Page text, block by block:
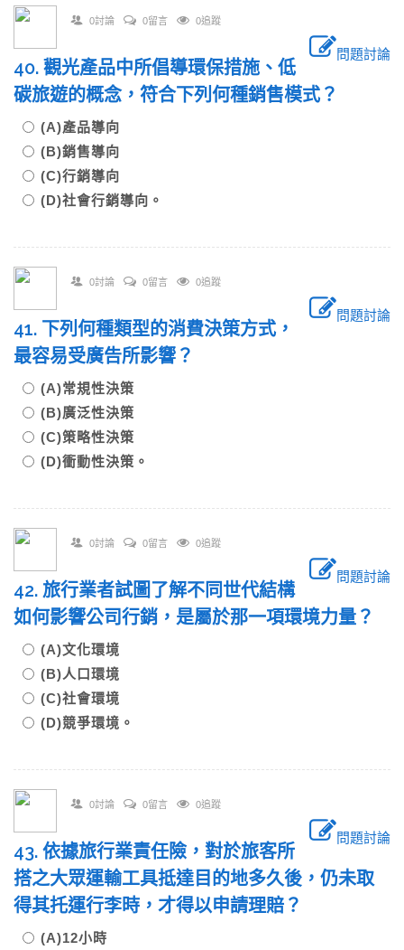
0討論 0留言 0追蹤
問題討論
40. 觀光產品中所倡導環保措施、低
碳旅遊的概念，符合下列何種銷售模式？
(A)產品導向
(B)銷售導向
(C)行銷導向
(D)社會行銷導向。
0討論 0留言 0追蹤
問題討論
41. 下列何種類型的消費決策方式，
最容易受廣告所影響？
(A)常規性決策
(B)廣泛性決策
(C)策略性決策
(D)衝動性決策。
0討論 0留言 0追蹤
問題討論
42. 旅行業者試圖了解不同世代結構
如何影響公司行銷，是屬於那一項環境力量？
(A)文化環境
(B)人口環境
(C)社會環境
(D)競爭環境。
0討論 0留言 0追蹤
問題討論
43. 依據旅行業責任險，對於旅客所
搭之大眾運輸工具抵達目的地多久後，仍未取
得其托運行李時，才得以申請理賠？
(A)12小時